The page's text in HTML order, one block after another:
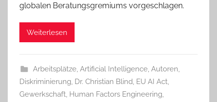
globalen Beratungsgremiums vorgeschlagen.
Weiterlesen
Arbeitsplätze, Artificial Intelligence, Autoren,
Diskriminierung, Dr. Christian Blind, EU AI Act,
Gewerkschaft, Human Factors Engineering,